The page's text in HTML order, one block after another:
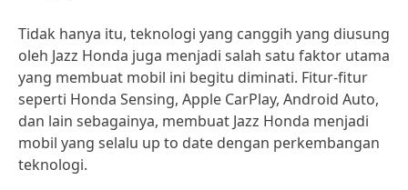
Tidak hanya itu, teknologi yang canggih yang diusung
oleh Jazz Honda juga menjadi salah satu faktor utama
yang membuat mobil ini begitu diminati. Fitur-fitur
seperti Honda Sensing, Apple CarPlay, Android Auto,
dan lain sebagainya, membuat Jazz Honda menjadi
mobil yang selalu up to date dengan perkembangan
teknologi.